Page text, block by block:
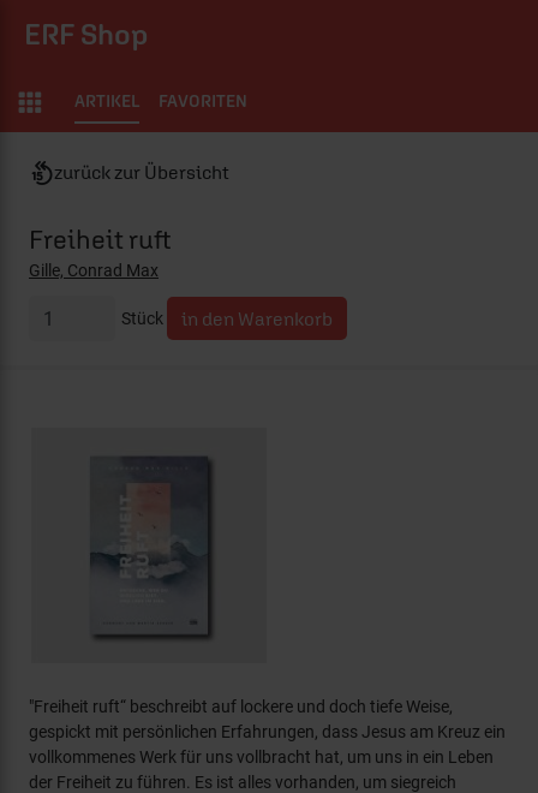
ERF Shop
ARTIKEL FAVORITEN
zurück zur Übersicht
Stück
Freiheit ruft
Gille, Conrad Max
"Freiheit ruft“ beschreibt auf lockere und doch tiefe Weise,
gespickt mit persönlichen Erfahrungen, dass Jesus am Kreuz ein
vollkommenes Werk für uns vollbracht hat, um uns in ein Leben
der Freiheit zu führen. Es ist alles vorhanden, um siegreich